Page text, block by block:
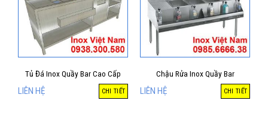
Tủ Đá Inox Quầy Bar Cao Cấp
LIÊN HỆ CHI TIẾT
Chậu Rửa Inox Quầy Bar
LIÊN HỆ CHI TIẾT